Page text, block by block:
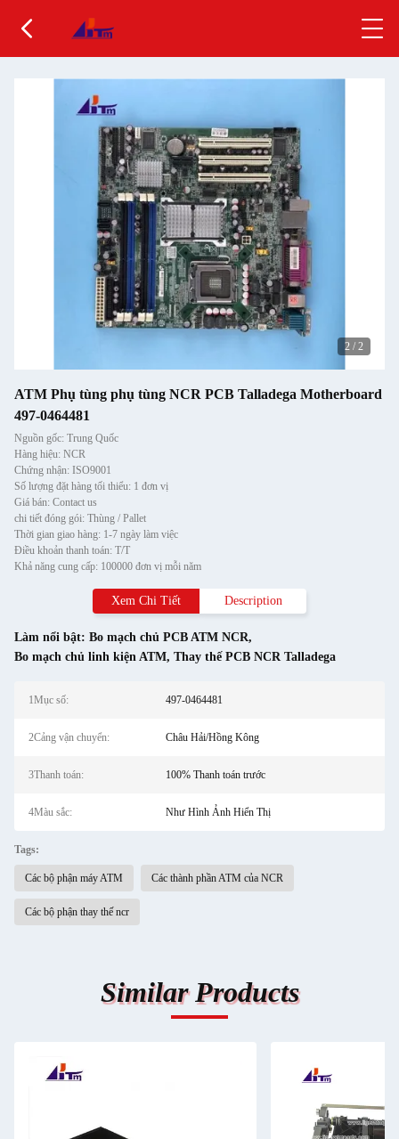
2 / 2
ATM Phụ tùng phụ tùng NCR PCB Talladega Motherboard
497-0464481
Nguồn gốc: Trung Quốc
Hàng hiệu: NCR
Chứng nhận: ISO9001
Số lượng đặt hàng tối thiểu: 1 đơn vị
Giá bán: Contact us
chi tiết đóng gói: Thùng / Pallet
Thời gian giao hàng: 1-7 ngày làm việc
Điều khoản thanh toán: T/T
Khả năng cung cấp: 100000 đơn vị mỗi năm
Xem Chi Tiết Description
Làm nổi bật: Bo mạch chủ PCB ATM NCR,
Bo mạch chủ linh kiện ATM, Thay thế PCB NCR Talladega
1Mục số: 497-0464481
2Cảng vận chuyển: Châu Hải/Hồng Kông
3Thanh toán: 100% Thanh toán trước
4Màu sắc: Như Hình Ảnh Hiển Thị
Tags:
Các bộ phận máy ATM Các thành phần ATM của NCR
Các bộ phận thay thế ncr
Similar Products